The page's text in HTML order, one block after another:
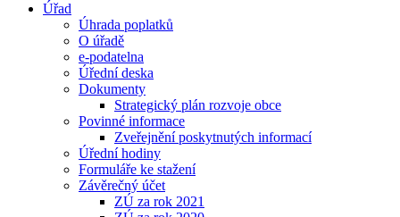
Úřad
Úhrada poplatků
O úřadě
e-podatelna
Úřední deska
Dokumenty
Strategický plán rozvoje obce
Povinné informace
Zveřejnění poskytnutých informací
Úřední hodiny
Formuláře ke stažení
Závěrečný účet
ZÚ za rok 2021